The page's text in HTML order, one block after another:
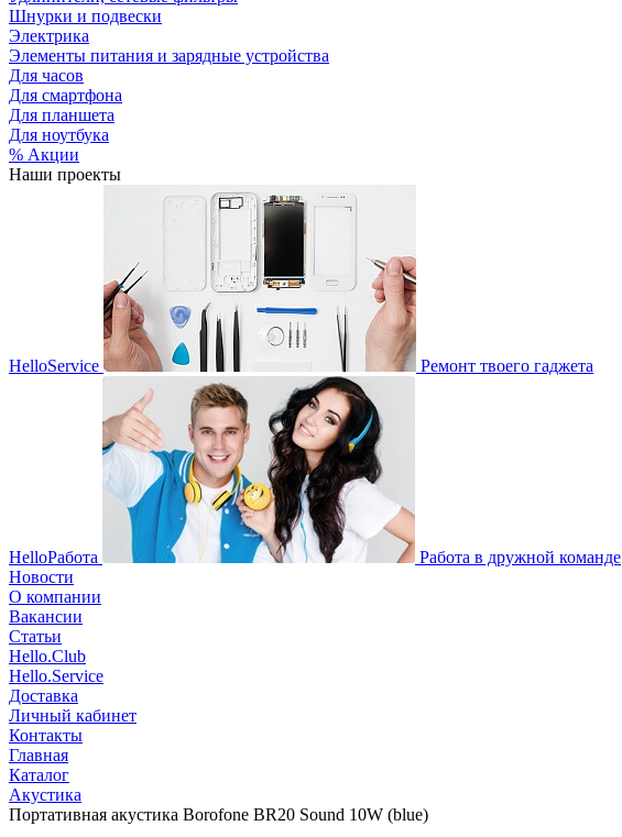
Шнурки и подвески
Электрика
Элементы питания и зарядные устройства
Для часов
Для смартфона
Для планшета
Для ноутбука
% Акции
Наши проекты
HelloService Ремонт твоего гаджета
HelloРабота
Работа в дружной команде
Новости
О компании
Вакансии
Статьи
Hello.Club
Hello.Service
Доставка
Личный кабинет
Контакты
Главная
Каталог
Акустика
Портативная акустика Borofone BR20 Sound 10W (blue)